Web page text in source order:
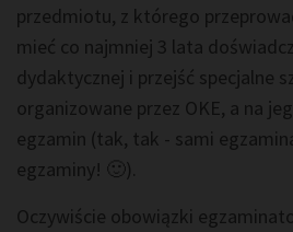
przedmiotu, z którego
mieć co najmniej 3 lata
dydaktycznej i przejść specjalne
organizowane przez OKE, a na
egzamin (tak, tak - sami
egzaminy! 🙂).
Oczywiście obowiązki